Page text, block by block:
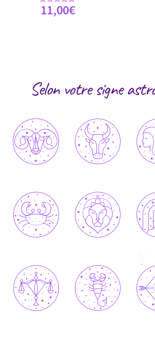
Note
5.00
11,00€
Selon votre signe